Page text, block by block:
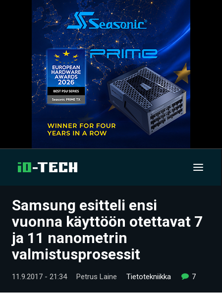
UUTISET
ARTIKKELIT
VIDEOT
TECHBBS
Samsung esitteli ensi
vuonna käyttöön otettavat 7
ja 11 nanometrin
valmistusprosessit
11.9.2017 - 21:34 Petrus Laine Tietotekniikka 7